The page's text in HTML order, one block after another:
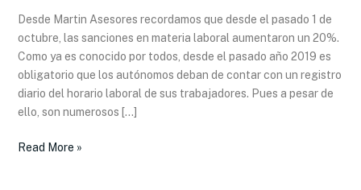
Desde Martin Asesores recordamos que desde el pasado 1 de
octubre, las sanciones en materia laboral aumentaron un 20%.
Como ya es conocido por todos, desde el pasado año 2019 es
obligatorio que los autónomos deban de contar con un registro
diario del horario laboral de sus trabajadores. Pues a pesar de
ello, son numerosos […]
un
correcto
registro
horario
Read More »